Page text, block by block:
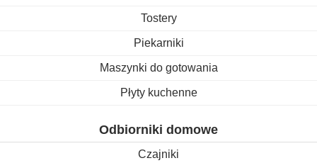
Tostery
Piekarniki
Maszynki do gotowania
Płyty kuchenne
Odbiorniki domowe
Czajniki